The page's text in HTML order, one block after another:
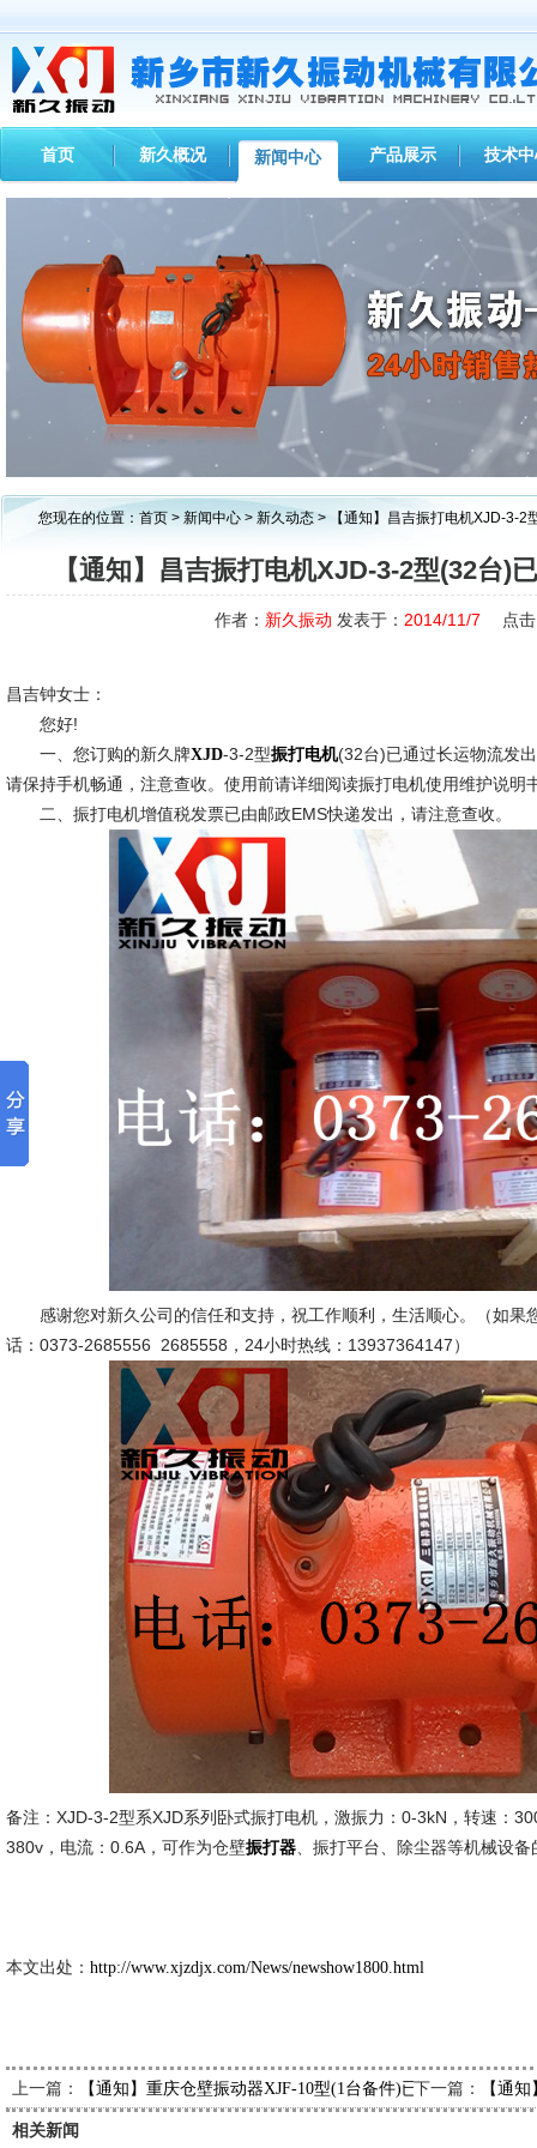
首页 新久概况 新闻中心 产品展示 技术
1 2
您现在的位置： 首页 > 新闻中心 > 新久动态 > 【通知】昌吉振打电机XJD-3-2
【通知】昌吉振打电机XJD-3-2型(32台)
作者： 新久振动 发表于： 2014/11/7 点击
昌吉钟女士：
您好!
一、您订购的新久牌XJD-3-2型振打电机(32台)已通过长运物流发
请保持手机畅通，注意查收。使用前请详细阅读振打电机使用维护说明
二、振打电机增值税发票已由邮政EMS快递发出，请注意查收。
感谢您对新久公司的信任和支持，祝工作顺利，生活顺心。（如果
话：0373-2685556 2685558，24小时热线：13937364147）
备注：XJD-3-2型系XJD系列卧式振打电机，激振力：0-3kN，转速：
380v，电流：0.6A，可作为仓壁振打器 、振打平台、除尘器等机械设
本文出处： http://www.xjzdjx.com/News/newshow1800.html
上一篇： 【通知】重庆仓壁振动器XJF-10型(1台备件)已发出，请陈经
下一篇： 【通
相关新闻